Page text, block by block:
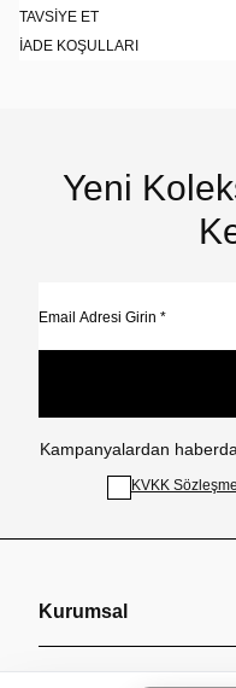
TAVSIYE ET
İADE KOŞULLARI
Yeni
Kampanyalardan
KVKK
Kurumsal